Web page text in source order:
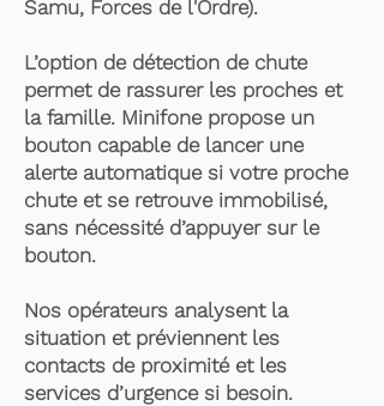
Samu, Forces de l'Ordre).
L’option de détection de chute
permet de rassurer les proches et
la famille. Minifone propose un
bouton capable de lancer une
alerte automatique si votre proche
chute et se retrouve immobilisé,
sans nécessité d’appuyer sur le
bouton.
Nos opérateurs analysent la
situation et préviennent les
contacts de proximité et les
services d’urgence si besoin.